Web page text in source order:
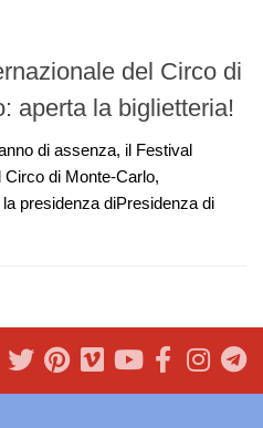
del Circo di
aperta la biglietteria!
di assenza, il Festival
Circo di Monte-Carlo,
presidenza diPresidenza di